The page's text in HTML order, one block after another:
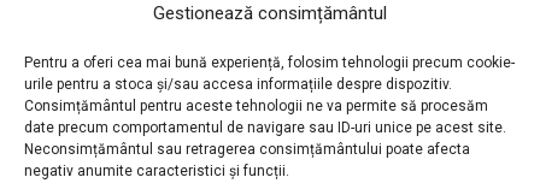
Gestionează consimțământul
Pentru a oferi cea mai bună experiență, folosim tehnologii precum cookie-
urile pentru a stoca și/sau accesa informațiile despre dispozitiv.
Consimțământul pentru aceste tehnologii ne va permite să procesăm
date precum comportamentul de navigare sau ID-uri unice pe acest site.
Neconsimțământul sau retragerea consimțământului poate afecta
negativ anumite caracteristici și funcții.
ANPC:
Autoritatea Națională pentru Protecția Consumatorilor